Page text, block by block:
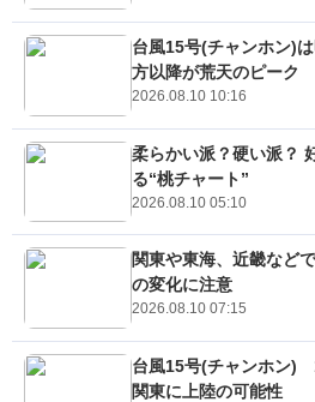
台風15号(チャンホン)
方以降が荒天のピーク
2026.08.10 10:16
柔らかい派？硬い派？
る“桃チャート”
2026.08.10 05:10
関東や東海、近畿など
の変化に注意
2026.08.10 07:15
台風15号(チャンホン)
関東に上陸の可能性